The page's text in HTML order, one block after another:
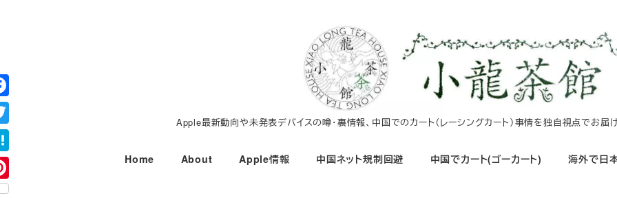
コ
ン
テ
ン
ツ
へ
移
Apple最新動向や未発表デバイスの噂・裏情報、中国でのカート（レーシングカート）事情を独自視点でお届
Home About Apple情報 中国ネット規制回避 中国でカート(ゴーカート) 海外で日